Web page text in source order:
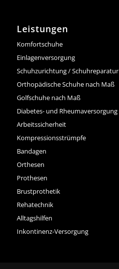
Leistungen
Komfortschuhe
Einlagenversorgung
Schuhzurichtung / Schuhreparatur
Orthopädische Schuhe nach Maß
Golfschuhe nach Maß
Diabetes- und Rheumaversorgung
Arbeitssicherheit
Kompressionsstrümpfe
Bandagen
Orthesen
Prothesen
Brustprothetik
Rehatechnik
Alltagshilfen
Inkontinenz-Versorgung